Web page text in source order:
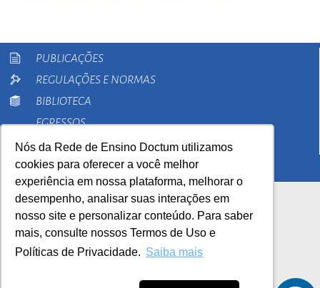
Nós da Rede de Ensino Doctum utilizamos
cookies para oferecer a você melhor
experiência em nossa plataforma, melhorar o
desempenho, analisar suas interações em
nosso site e personalizar conteúdo. Para saber
mais, consulte nossos Termos de Uso e
Políticas de Privacidade. Saiba mais
PUBLICAÇÕES
REGULAÇÕES E NORMAS
BIBLIOTECA
EGRESSOS
PESQUISA
EXTENSÃO
AutoAvaliação Institucional